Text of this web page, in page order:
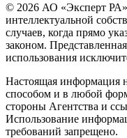
© 2026 АО «Эксперт
интеллектуальной
случаев, когда прямо
законом.
использования
Настоящая информация
способом и в любой
стороны Агентства и
Использование
требований запрещено.